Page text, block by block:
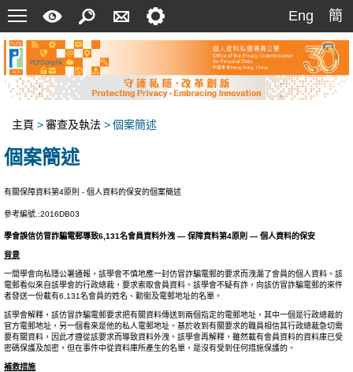
菜
單
速
指
南
索
絡
我
定
Eng
簡
簡
主頁 >審查及執法 >個案簡述
個案簡述
有關保障資料第4原則 - 個人資料的保安的個案簡述
參考編號.:2016DB03
學會誤信仿冒詐騙電郵導致6,131名會員資料外洩 — 保障資料第4原則 — 個人資料的保安
背景
一間學會向私隱公署通報，該學會不慎地應一封仿冒詐騙電郵的要求而洩漏了會員的個人資料。該
電郵看似來自該學會的行政總裁，要求索取會員資料。該學會不疑有詐，向該仿冒詐騙電郵的來件
者發送一份載有6,131名會員的姓名、勳銜及電郵地址的名單。
該學會解釋，該仿冒詐騙電郵要求把有關資料傳送到兩個指定的電郵地址，其中一個是行政總裁的
官方電郵地址，另一個看來是他的私人電郵地址。基於收到有關要求的職員相信其行政總裁急切需
要有關資料，因此才遵從該要求而導致資料外洩。該學會再解釋，雖然載有會員資料的資料庫已受
密碼保護及加密，但在事件中從資料庫所產生的名單，是沒有受到任何措施保護的。
補救措施